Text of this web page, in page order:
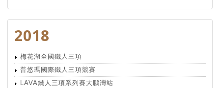
2018
梅花湖全國鐵人三項
普悠瑪國際鐵人三項競賽
LAVA鐵人三項系列賽大鵬灣站